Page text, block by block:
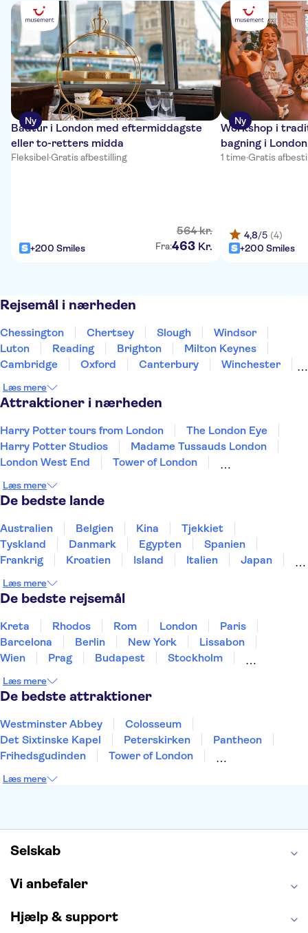
Ny
Bådtur i London med eftermiddagste
eller to-retters midda
Fleksibel·Gratis afbestilling
+200 Smiles
564 kr.
Fra:463 Kr.
Ny
Workshop i
bagning i
1 time·Gratis
4,8/5 (4)
+200 Smiles
Rejsemål i nærheden
Chessington Chertsey Slough
Windsor
Luton
Reading Brighton
Milton Keynes
Cambridge
Oxford Canterbury
Winchester
Læs mere
Attraktioner i nærheden
Harry Potter tours from London
The London Eye
Harry Potter Studios
Madame Tussauds London
London West End
Tower of London
Tower Bridge
River Thames
Edinburghs Gamle By
King's Cross Station
The Scotch Whisky Experience
St Paul's Cathedral
Læs mere
De bedste lande
Australien Belgien Kina
Tjekkiet
Tyskland
Danmark Egypten
Spanien
Frankrig
Kroatien Island Italien
Japan
Thailand
Tyrkiet
Læs mere
De bedste rejsemål
Kreta Rhodos Rom London
Paris
Barcelona
Berlin New York
Lissabon
Wien
Prag Budapest
Stockholm
Aarhus
Helsingborg
Læs mere
De bedste attraktioner
Westminster Abbey
Colosseum
Det Sixtinske Kapel
Peterskirken
Pantheon
Frihedsgudinden
Tower of London
Burj Khalifa
Læs mere
Selskab
Vi anbefaler
Hjælp & support